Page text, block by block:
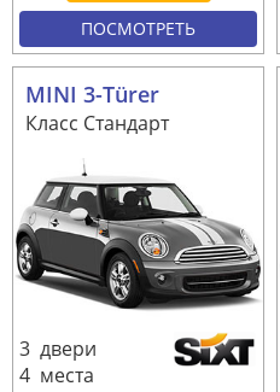
ПОСМОТРЕТЬ
MINI 3-Türer
Класс Стандарт
3 двери
4 места